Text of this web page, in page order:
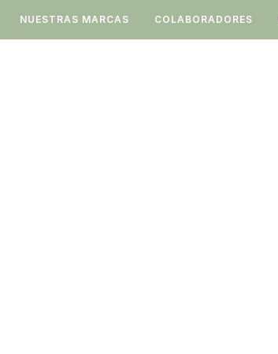
NUESTRAS MARCAS COLABORADORES